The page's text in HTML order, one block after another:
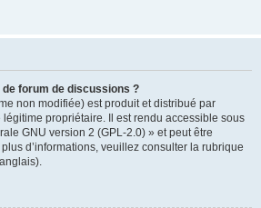
forum de discussions ?
non modifiée) est produit et distribué par
légitime propriétaire. Il est rendu accessible sous
GNU version 2 (GPL-2.0) » et peut être
d’informations, veuillez consulter la rubrique